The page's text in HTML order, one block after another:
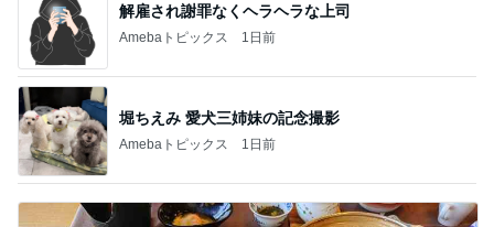
解雇され謝罪なくヘラヘラな上司
Amebaトピックス 1日前
堀ちえみ 愛犬三姉妹の記念撮影
Amebaトピックス 1日前